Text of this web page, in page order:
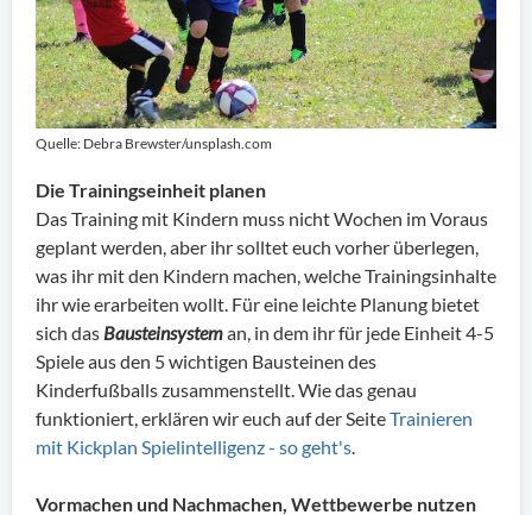
Quelle: Debra Brewster/unsplash.com
Die Trainingseinheit planen
Das Training mit Kindern muss nicht Wochen im Voraus
geplant werden, aber ihr solltet euch vorher überlegen,
was ihr mit den Kindern machen, welche Trainingsinhalte
ihr wie erarbeiten wollt. Für eine leichte Planung bietet
sich das Bausteinsysteman, in dem ihr für jede Einheit 4-5
Spiele aus den 5 wichtigen Bausteinen des
Kinderfußballs zusammenstellt. Wie das genau
funktioniert, erklären wir euch auf der SeiteTrainieren
mit Kickplan Spielintelligenz - so geht's.
Vormachen und Nachmachen, Wettbewerbe nutzen